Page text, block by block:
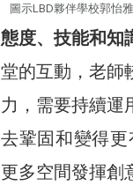
圖示LBD夥伴學校郭怡
態度、技能和知
堂的互動，老師
力，需要持續運
去鞏固和變得
更多空間發揮創